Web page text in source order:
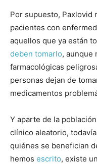
Por supuesto, Paxlovid
pacientes con
aquellos que ya están
deben tomarlo, aunque
farmacológicas
personas dejan de
medicamentos
Y aparte de la
clínico aleatorio,
quiénes se benefician
hemos escrito, existe